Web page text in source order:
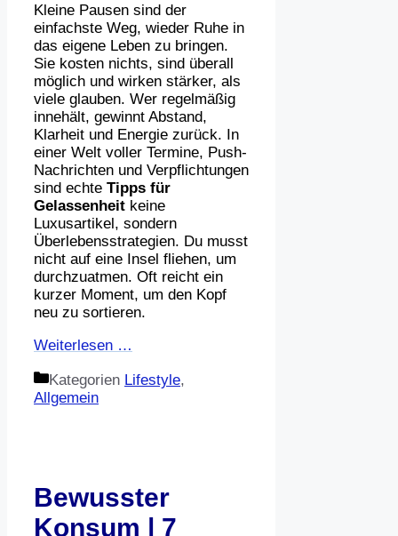
Kleine Pausen sind der
einfachste Weg, wieder Ruhe in
das eigene Leben zu bringen.
Sie kosten nichts, sind überall
möglich und wirken stärker, als
viele glauben. Wer regelmäßig
innehält, gewinnt Abstand,
Klarheit und Energie zurück. In
einer Welt voller Termine, Push-
Nachrichten und Verpflichtungen
sind echte Tipps für
Gelassenheit keine
Luxusartikel, sondern
Überlebensstrategien. Du musst
nicht auf eine Insel fliehen, um
durchzuatmen. Oft reicht ein
kurzer Moment, um den Kopf
neu zu sortieren.
Weiterlesen …
Kategorien Lifestyle,
Allgemein
Bewusster
Konsum | 7